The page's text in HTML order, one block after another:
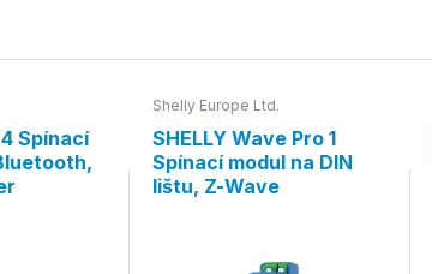
Spínací
Shelly Europe Ltd.
SHELLY Wave Pro 1
Spínací modul na DIN
lištu, Z-Wave